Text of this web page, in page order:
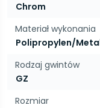
Chrom
Materiał wykonania
Polipropylen/
Rodzaj gwintów
GZ
Rozmiar